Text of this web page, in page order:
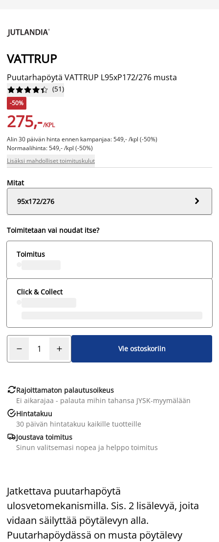
VATTRUP
Puutarhapöytä VATTRUP L95xP172/276 musta





 (51)
-50%
275,-/KPL
Alin 30 päivän hinta ennen kampanjaa: 549,- /kpl (-50%)
Normaalihinta: 549,- /kpl (-50%)
Lisäksi mahdolliset toimituskulut
Mitat
95x172/276

Toimitetaan vai noudat itse?
Toimitus
Click & Collect
Vie ostoskoriin
Rajoittamaton palautusoikeus
Ei aikarajaa - palauta mihin tahansa JYSK-myymälään
Hintatakuu
30 päivän hintatakuu kaikille tuotteille
Joustava toimitus
Sinun valitsemasi nopea ja helppo toimitus
Jatkettava puutarhapöytä
ulosvetomekanismilla. Sis. 2 lisälevyä, joita
vidaan säilyttää pöytälevyn alla.
Puutarhapöydässä on musta pöytälevy